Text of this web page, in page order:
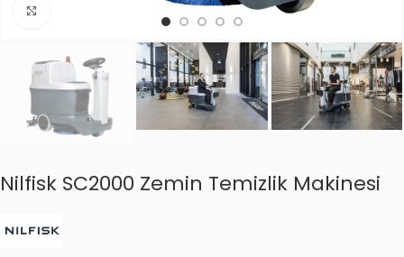
Nilfisk SC2000 Zemin Temizlik Makinesi